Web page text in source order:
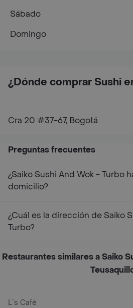
¿Dónde comprar Sushi
Cra 20 #37-67, Bogotá
Sábado
Domingo
Preguntas frecuentes
¿Saiko Sushi And Wok - Turbo
domicilio?
¿Cuál es la dirección de Saiko
Turbo?
Restaurantes similares a Saiko
L´s Café